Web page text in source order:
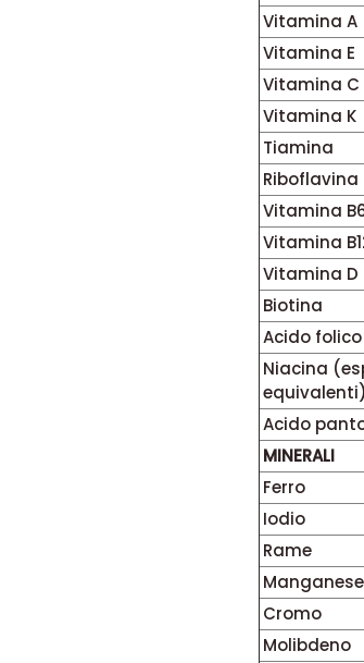
Vitamina A
Vitamina E
Vitamina C
Vitamina K
Tiamina
Riboflavina
Vitamina
Vitamina
Vitamina D
Biotina
Acido folico
Niacina
Acido
MINERALI
Ferro
Iodio
Rame
Manganese
Cromo
Molibdeno